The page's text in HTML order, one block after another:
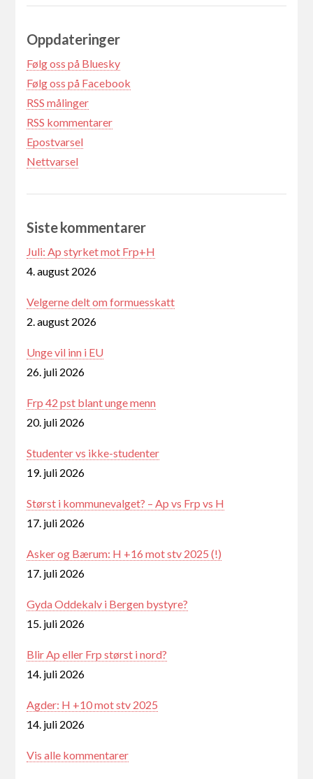
Oppdateringer
Følg oss på Bluesky
Følg oss på Facebook
RSS målinger
RSS kommentarer
Epostvarsel
Nettvarsel
Siste kommentarer
Juli: Ap styrket mot Frp+H
4. august 2026
Velgerne delt om formuesskatt
2. august 2026
Unge vil inn i EU
26. juli 2026
Frp 42 pst blant unge menn
20. juli 2026
Studenter vs ikke-studenter
19. juli 2026
Størst i kommunevalget? – Ap vs Frp vs H
17. juli 2026
Asker og Bærum: H +16 mot stv 2025 (!)
17. juli 2026
Gyda Oddekalv i Bergen bystyre?
15. juli 2026
Blir Ap eller Frp størst i nord?
14. juli 2026
Agder: H +10 mot stv 2025
14. juli 2026
Vis alle kommentarer